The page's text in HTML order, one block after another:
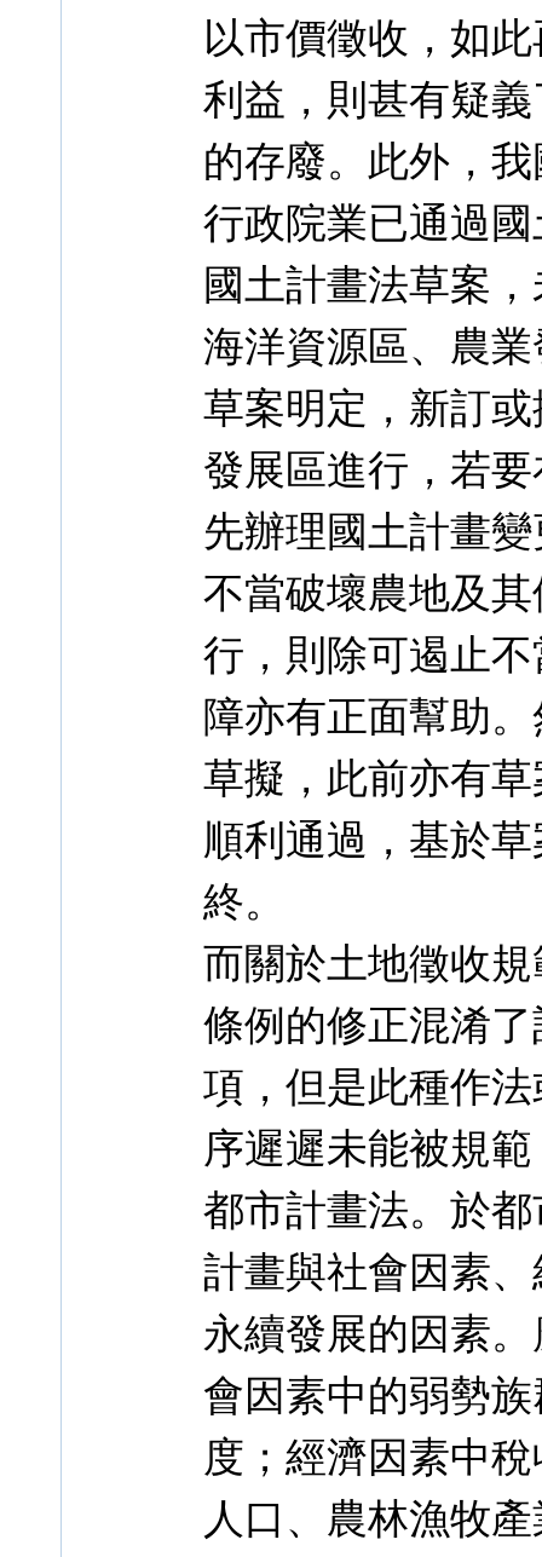
以市價徵收，如
利益，則甚有疑
的存廢。此外，
行政院業已通過
國土計畫法草案
海洋資源區、農
草案明定，新訂
發展區進行，若
先辦理國土計畫
不當破壞農地及
行，則除可遏止
障亦有正面幫助
草擬，此前亦有
順利通過，基於
終。
而關於土地徵收
條例的修正混淆
項，但是此種作
序遲遲未能被規
都市計畫法。於
計畫與社會因素
永續發展的因素
會因素中的弱勢
度；經濟因素中
人口、農林漁牧